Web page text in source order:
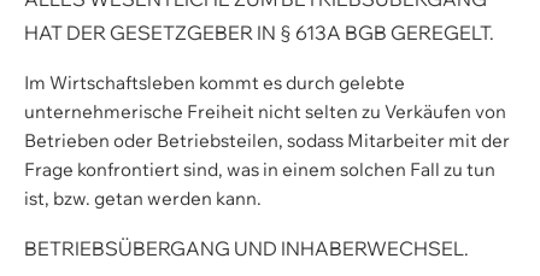
HAT DER GESETZGEBER IN § 613A BGB GEREGELT.
Im Wirtschaftsleben kommt es durch gelebte
unternehmerische Freiheit nicht selten zu Verkäufen von
Betrieben oder Betriebsteilen, sodass Mitarbeiter mit der
Frage konfrontiert sind, was in einem solchen Fall zu tun
ist, bzw. getan werden kann.
BETRIEBSÜBERGANG UND INHABERWECHSEL.